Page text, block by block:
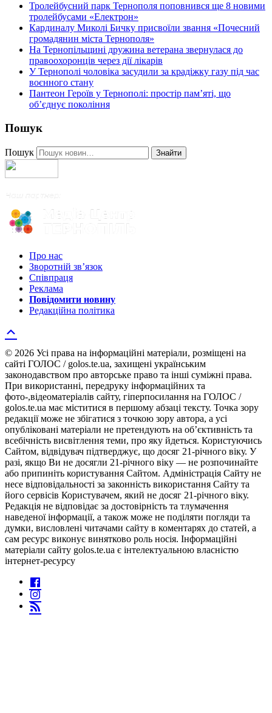
Тролейбусний парк Тернополя поповнився ще 8 новими
тролейбусами «Електрон»
Кардиналу Миколі Бичку присвоїли звання «Почесний
громадянин міста Тернополя»
На Тернопільщині дружина ветерана звернулася до
правоохоронців через дії лікарів
У Тернополі чоловіка засудили за крадіжку газу під час
воєнного стану
Пантеон Героїв у Тернополі: простір пам’яті, що
об’єднує покоління
Пошук
Пошук Знайти
Про нас
Зворотній зв’язок
Співпраця
Реклама
Повідомити новину
Редакційна політика
© 2026 Усі права на інформаційні матеріали, розміщені на
сайті ГОЛОС / golos.te.ua, захищені українським
законодавством про авторське право та інші суміжні права.
При використанні, передруку інформаційних та
фото-,відеоматеріалів сайту, гіперпосилання на ГОЛОС /
golos.te.ua має міститися в першому абзаці тексту. Точка зору
редакції може не збігатися з точкою зору автора, а усі
опубліковані матеріали не претендують на об’єктивність та
всебічність висвітлення теми, про яку йдеться. Користуючись
Сайтом, відвідувач підтверджує, що досяг 21-річного віку. У
разі, якщо Ви не досягли 21-річного віку — не розпочинайте
або припиніть користування Сайтом. Адміністрація Сайту не
несе відповідальності за законність використання Сайту та
його сервісів Користувачем, який не досяг 21-річного віку.
Редакція не відповідає за достовірність та тлумачення
наведеної інформації, а також може не поділяти погляди та
думки, висловлені читачами сайту в коментарях до статей, а
сам ресурс виконує винятково роль носія. Інформаційні
матеріали сайту golos.te.ua є інтелектуальною власністю
інтернет-ресурсу